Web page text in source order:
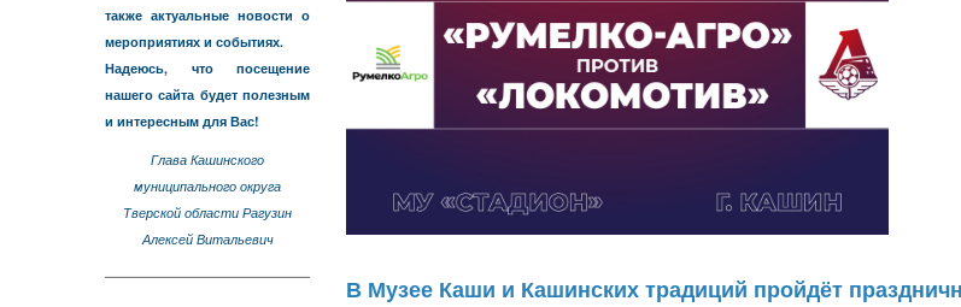
также актуальные новости о
мероприятиях и событиях.
Надеюсь, что посещение
нашего сайта будет полезным
и интересным для Вас!
Глава Кашинского
муниципального округа
Тверской области Рагузин
Алексей Витальевич
В Музее Каши и Кашинских традиций пройдёт